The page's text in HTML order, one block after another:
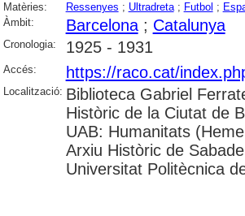
Matèries: Ressenyes ; Ultradreta; Futbol ;
Àmbit:
Barcelona; Catalunya
Cronologia: 1925 - 1931
Accés: https://raco.cat/
Localització: Biblioteca Gabriel
Històric de la Ciutat de
UAB: Humanitats
Arxiu Històric de
Universitat Politècnica